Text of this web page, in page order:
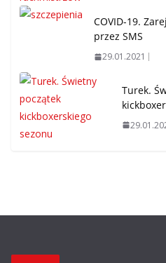
COVID-19.
przez SMS
29.01.2021
Turek.